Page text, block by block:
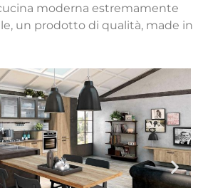
moderna estremamente
un prodotto di qualità, made in